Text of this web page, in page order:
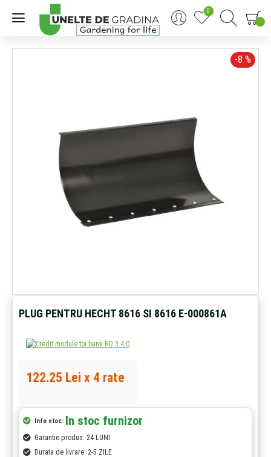
0
-8 %
PLUG PENTRU HECHT 8616 SI 8616 E-000861A
Info stoc: In stoc furnizor
Garantie produs: 24 LUNI
Durata de livrare: 2-5 ZILE
122.25 Lei x 4 rate